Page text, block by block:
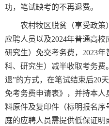
功，笔试缺考的不再退费。
农村牧区脱贫（享受政策
应聘人员以及2024年普通高校
研究生）免交考务费，2023
科、研究生）减半收取考务费
退”的方式，在笔试结束后20
免考务费申请表》，并持本
料原件及复印件（标明报名
庭的应聘人员需提供低保证